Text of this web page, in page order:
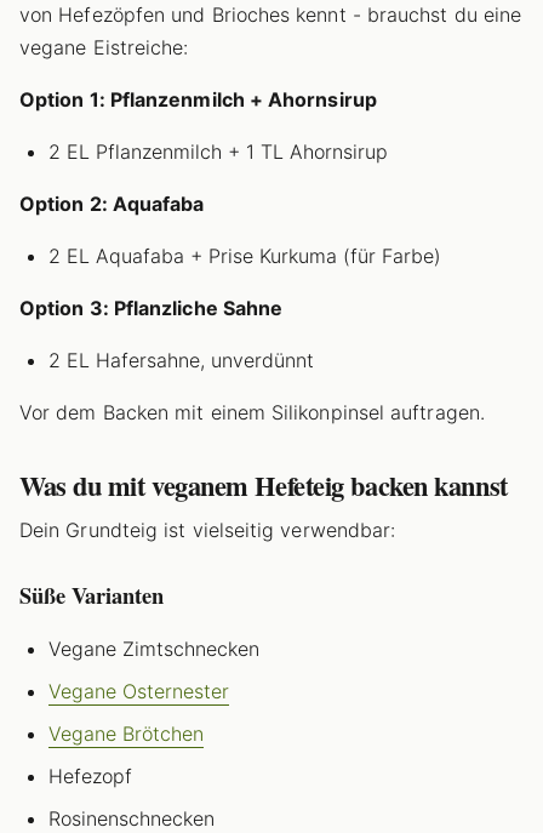
von Hefezöpfen und Brioches kennt - brauchst du eine
vegane Eistreiche:
Option 1: Pflanzenmilch + Ahornsirup
2 EL Pflanzenmilch + 1 TL Ahornsirup
Option 2: Aquafaba
2 EL Aquafaba + Prise Kurkuma (für Farbe)
Option 3: Pflanzliche Sahne
2 EL Hafersahne, unverdünnt
Vor dem Backen mit einem Silikonpinsel auftragen.
Was du mit veganem Hefeteig backen kannst
Dein Grundteig ist vielseitig verwendbar:
Süße Varianten
Vegane Zimtschnecken
Vegane Osternester
Vegane Brötchen
Hefezopf
Rosinenschnecken